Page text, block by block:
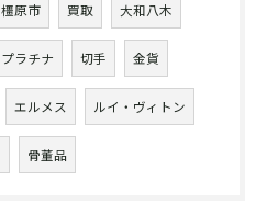
橿原市 買取 大和八木
プラチナ 切手 金貨
エルメス ルイ・ヴィトン
骨董品